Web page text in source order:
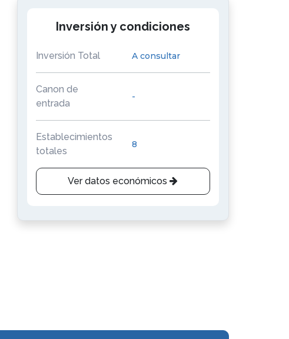
Inversión y condiciones
Inversión Total A consultar
Canon de
entrada
-
Establecimientos
totales
8
Ver datos económicos